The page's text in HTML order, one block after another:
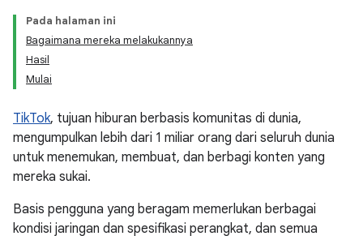
Pada halaman ini
Bagaimana mereka melakukannya
Hasil
Mulai
TikTok, tujuan hiburan berbasis komunitas di dunia,
mengumpulkan lebih dari 1 miliar orang dari seluruh dunia
untuk menemukan, membuat, dan berbagi konten yang
mereka sukai.
Basis pengguna yang beragam memerlukan berbagai
kondisi jaringan dan spesifikasi perangkat, dan semua